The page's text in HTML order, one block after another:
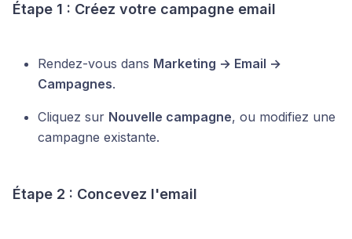
Étape 1 : Créez votre campagne email
Rendez-vous dans Marketing → Email →
Campagnes.
Cliquez sur Nouvelle campagne, ou modifiez une
campagne existante.
Étape 2 : Concevez l'email